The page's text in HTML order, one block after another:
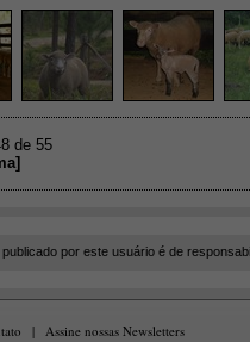
de 55
]
por este usuário é de
| Assine nossas Newsletters